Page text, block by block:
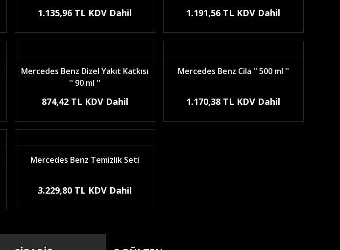
1.135,96 TL KDV Dahil 1.191,56 TL KDV Dahil
Mercedes Benz Dizel Yakıt Katkısı
'' 90 ml ''
874,42 TL KDV Dahil
Mercedes Benz Cila '' 500 ml ''
1.170,38 TL KDV Dahil
Mercedes Benz Temizlik Seti
3.229,80 TL KDV Dahil